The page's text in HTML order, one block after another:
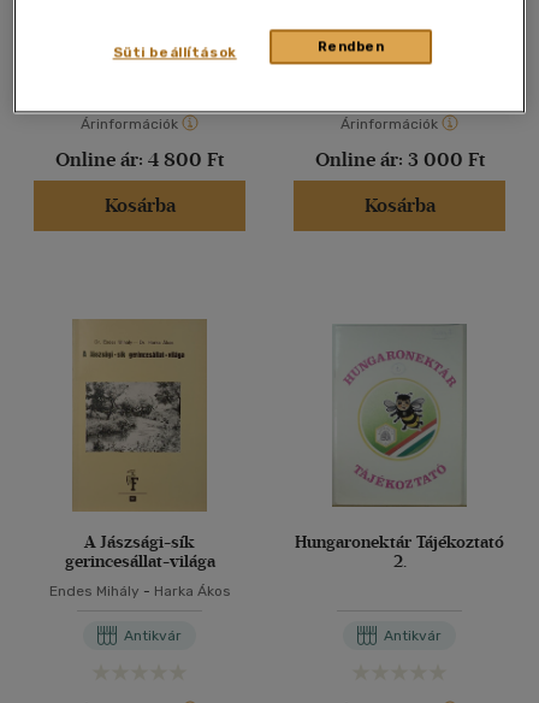
Antikvár
Árinformációk
Online ár: 4 800 Ft
Kosárba
Árinformációk
Online ár: 3 000 Ft
Kosárba
A Jászsági-sík
gerincesállat-világa
Endes Mihály - Harka Ákos
Antikvár
Hungaronektár Tájékoztató
2.
Antikvár
Rendben
Süti beállítások